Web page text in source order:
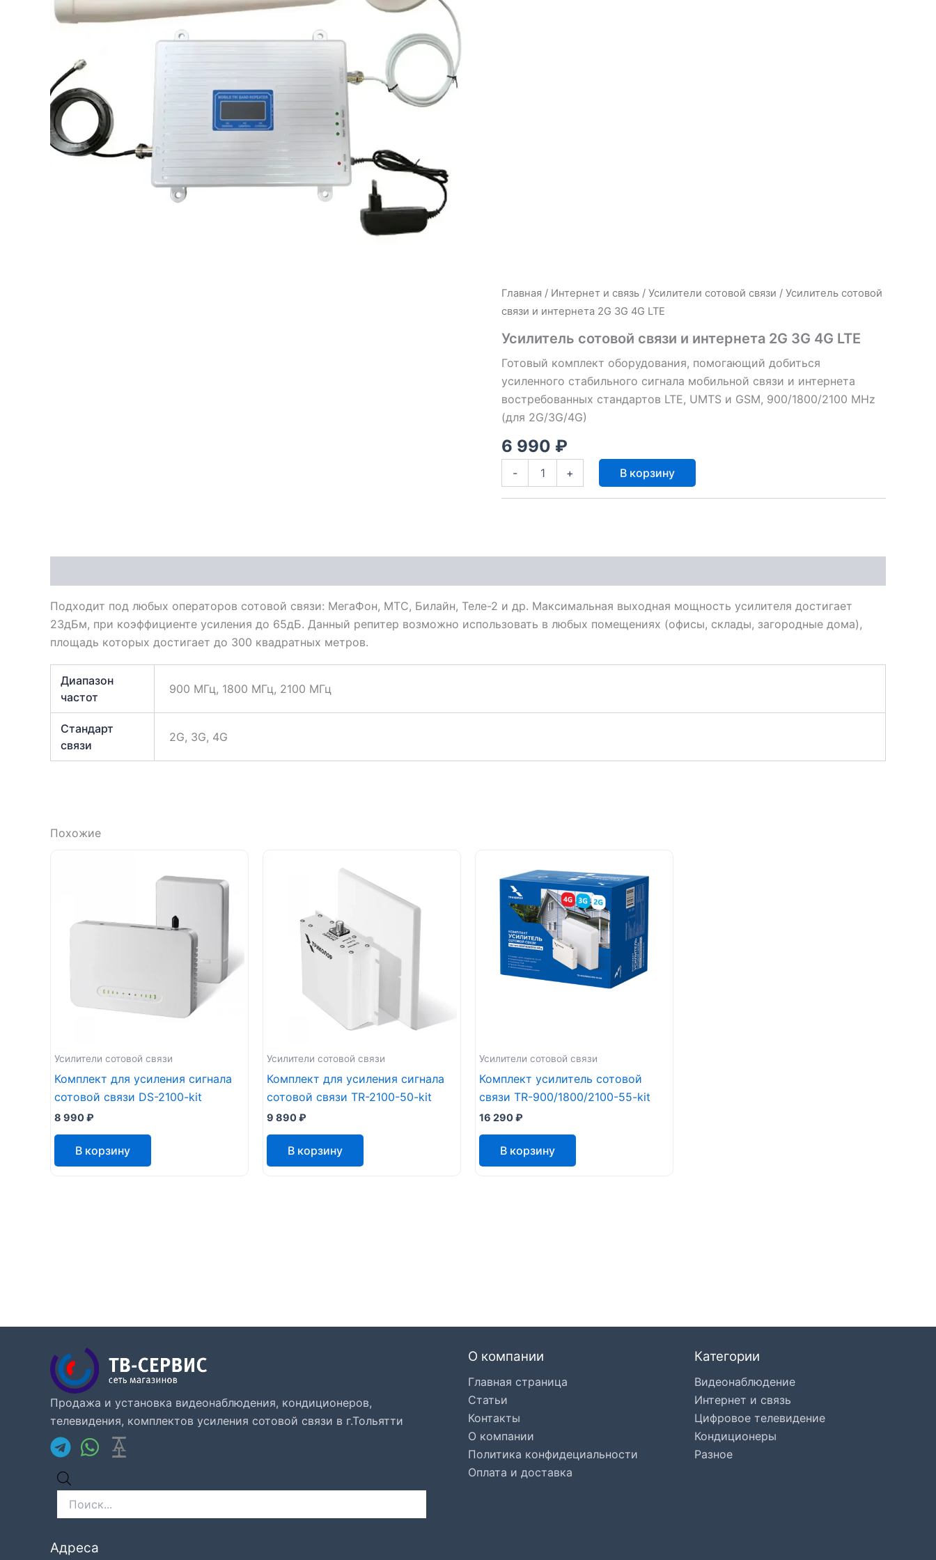
Главная / Интернет и связь / Усилители сотовой связи / Усилитель сотовой
связи и интернета 2G 3G 4G LTE
Усилитель сотовой связи и интернета 2G 3G 4G LTE
Готовый комплект оборудования, помогающий добиться
усиленного стабильного сигнала мобильной связи и интернета
востребованных стандартов LTE, UMTS и GSM, 900/1800/2100 MHz
(для 2G/3G/4G)
6 990 ₽
-
LTE
+ В корзину
Подходит под любых операторов сотовой связи: МегаФон, МТС, Билайн, Теле-2 и др. Максимальная выходная мощность усилителя достигает
23дБм, при коэффициенте усиления до 65дБ. Данный репитер возможно использовать в любых помещениях (офисы, склады, загородные дома),
площадь которых достигает до 300 квадратных метров.
Диапазон
частот
900 МГц, 1800 МГц, 2100 МГц
Стандарт
связи
2G, 3G, 4G
Похожие
Усилители сотовой связи
Комплект для усиления сигнала
сотовой связи DS-2100-kit
8 990₽
В корзину
Усилители сотовой связи
Комплект для усиления сигнала
сотовой связи TR-2100-50-kit
9 890₽
В корзину
Усилители сотовой связи
Комплект усилитель сотовой
связи TR-900/1800/2100-55-kit
16 290₽
В корзину
Продажа и установка видеонаблюдения, кондиционеров,
телевидения, комплектов усиления сотовой связи в г.Тольятти
товаров
Адреса
О компании
Главная страница
Статьи
Контакты
О компании
Политика конфидециальности
Оплата и доставка
Категории
Видеонаблюдение
Интернет и связь
Цифровое телевидение
Кондиционеры
Разное